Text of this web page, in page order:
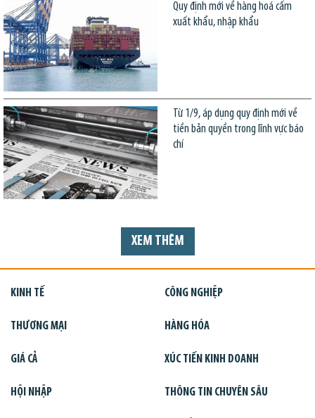
Quy định mới về hàng hoá cấm
xuất khẩu, nhập khẩu
Từ 1/9, áp dụng quy định mới về
tiền bản quyền trong lĩnh vực báo
chí
XEM THÊM
KINH TẾ CÔNG NGHIỆP
THƯƠNG MẠI HÀNG HÓA
GIÁ CẢ XÚC TIẾN KINH DOANH
HỘI NHẬP THÔNG TIN CHUYÊN SÂU